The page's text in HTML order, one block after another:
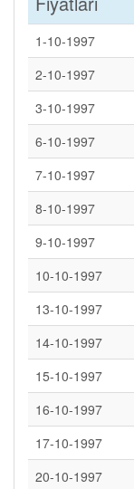
1-10-1997
2-10-1997
3-10-1997
6-10-1997
7-10-1997
8-10-1997
9-10-1997
10-10-1997
13-10-1997
14-10-1997
15-10-1997
16-10-1997
17-10-1997
20-10-1997